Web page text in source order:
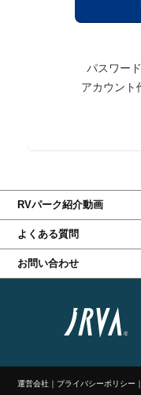
パスワー
アカウント
RVパーク紹介動画
よくある質問
お問い合わせ
運営会社 ｜ プライバシーポリシー